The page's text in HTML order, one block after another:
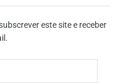
este site e receber